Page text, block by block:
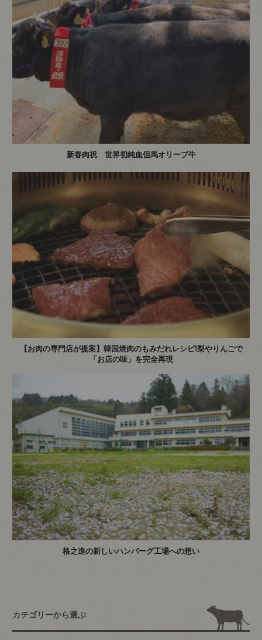
新春肉祝 世界初純血但馬オリーブ牛
【お肉の専門店が提案】韓国焼肉のもみだれレシピ!梨やりんごで
「お店の味」を完全再現
格之進の新しいハンバーグ工場への想い
カテゴリーから選ぶ